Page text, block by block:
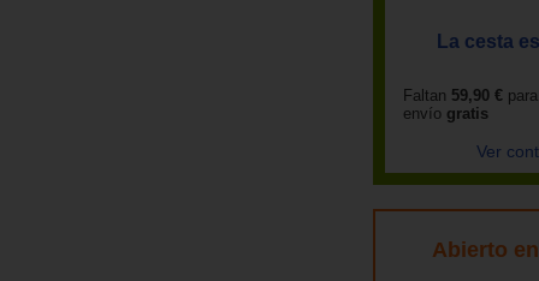
La cesta
Faltan 59,90 €
envío gratis
Ver
Abierto